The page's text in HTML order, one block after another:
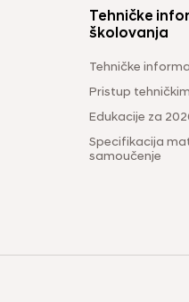
Tehničke
školovanja
Tehničke
Pristup
Edukacije za
Specifikacija
samoučenje